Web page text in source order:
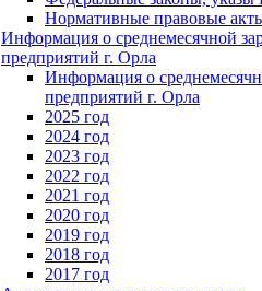
Нормативные правовые
Информация о среднемесячной
предприятий г. Орла
Информация о
предприятий г. Орла
2025 год
2024 год
2023 год
2022 год
2021 год
2020 год
2019 год
2018 год
2017 год